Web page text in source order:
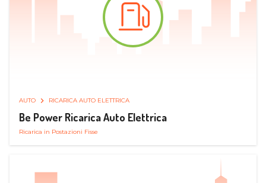
AUTO RICARICA AUTO ELETTRICA
Be Power Ricarica Auto Elettrica
Ricarica in Postazioni Fisse